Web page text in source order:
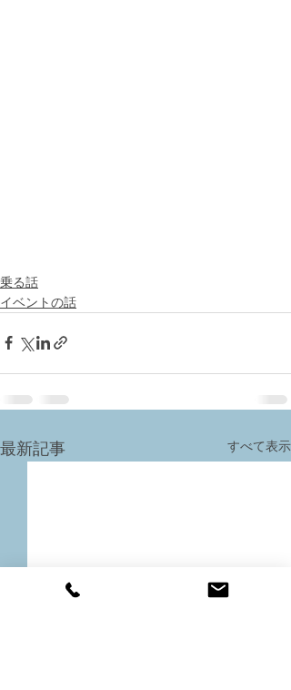
乗る話
イベントの話
最新記事 すべて表示